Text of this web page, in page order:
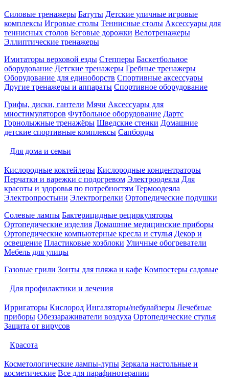
Силовые тренажеры Батуты Детские уличные игровые
комплексы Игровые столы Теннисные столы Аксессуары для
теннисных столов Беговые дорожки Велотренажеры
Эллиптические тренажеры
Имитаторы верховой езды Степперы Баскетбольное
оборудование Детские тренажеры Гребные тренажеры
Оборудование для единоборств Спортивные аксессуары
Другие тренажеры и аппараты Спортивное оборудование
Грифы, диски, гантели Мячи Аксессуары для
миостимуляторов Футбольное оборудование Дартс
Горнолыжные тренажёры Шведские стенки Домашние
детские спортивные комплексы Сапборды
Для дома и семьи
Кислородные коктейлеры Кислородные концентраторы
Перчатки и варежки с подогревом Электроодеяла Для
красоты и здоровья по потребностям Термоодеяла
Электропростыни Электрогрелки Ортопедические подушки
Солевые лампы Бактерицидные рециркуляторы
Ортопедические изделия Домашние медицинские приборы
Ортопедические компьютерные кресла и стулья Декор и
освещение Пластиковые хозблоки Уличные обогреватели
Мебель для улицы
Газовые грили Зонты для пляжа и кафе Компостеры садовые
Для профилактики и лечения
Ирригаторы Кислород Ингаляторы/небулайзеры Лечебные
приборы Обеззараживатели воздуха Ортопедические стулья
Защита от вирусов
Красота
Косметологические лампы-лупы Зеркала настольные и
косметические Все для парафинотерапии